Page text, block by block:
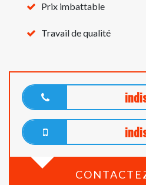
Prix imbattable
Travail de qualité